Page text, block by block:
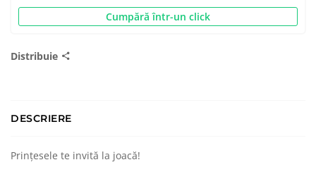
Cumpără într-un click
Distribuie
DESCRIERE
Prințesele te invită la joacă!